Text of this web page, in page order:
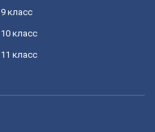
9 класс
10 класс
11 класс